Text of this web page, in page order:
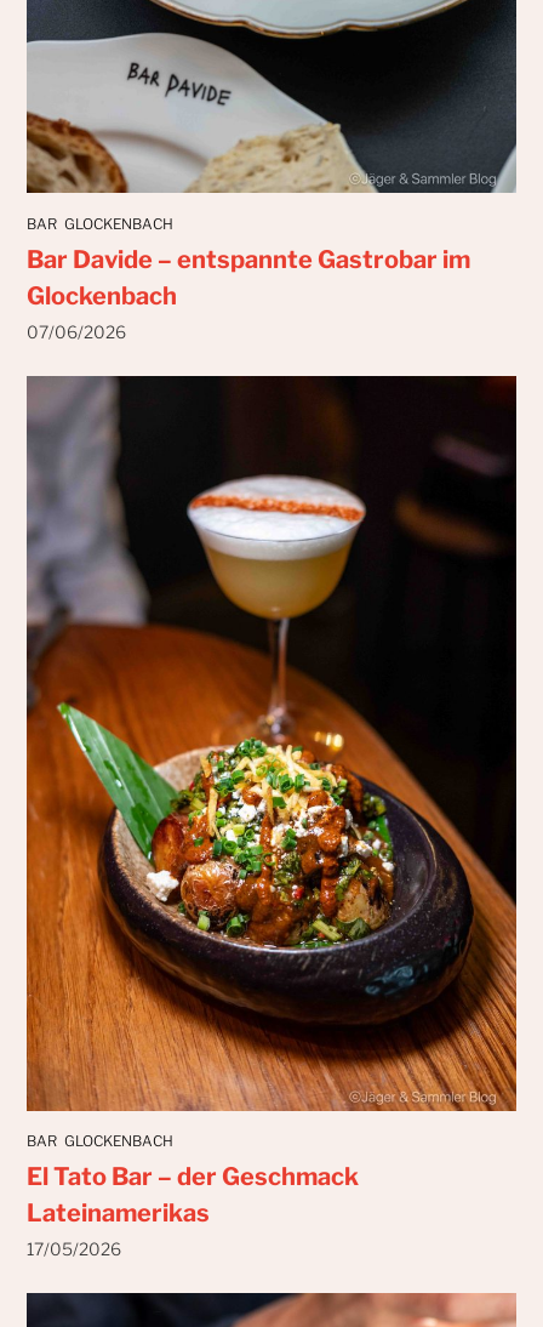
BAR GLOCKENBACH
Bar Davide – entspannte Gastrobar im
Glockenbach
07/06/2026
BAR GLOCKENBACH
El Tato Bar – der Geschmack
Lateinamerikas
17/05/2026